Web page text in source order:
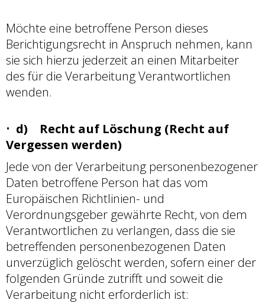
Möchte eine betroffene Person dieses
Berichtigungsrecht in Anspruch nehmen, kann
sie sich hierzu jederzeit an einen Mitarbeiter
des für die Verarbeitung Verantwortlichen
wenden.
d) Recht auf Löschung (Recht auf
Vergessen werden)
Jede von der Verarbeitung personenbezogener
Daten betroffene Person hat das vom
Europäischen Richtlinien- und
Verordnungsgeber gewährte Recht, von dem
Verantwortlichen zu verlangen, dass die sie
betreffenden personenbezogenen Daten
unverzüglich gelöscht werden, sofern einer der
folgenden Gründe zutrifft und soweit die
Verarbeitung nicht erforderlich ist: